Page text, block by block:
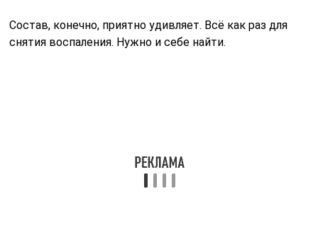
Состав, конечно, приятно удивляет. Всё как раз для
снятия воспаления. Нужно и себе найти.